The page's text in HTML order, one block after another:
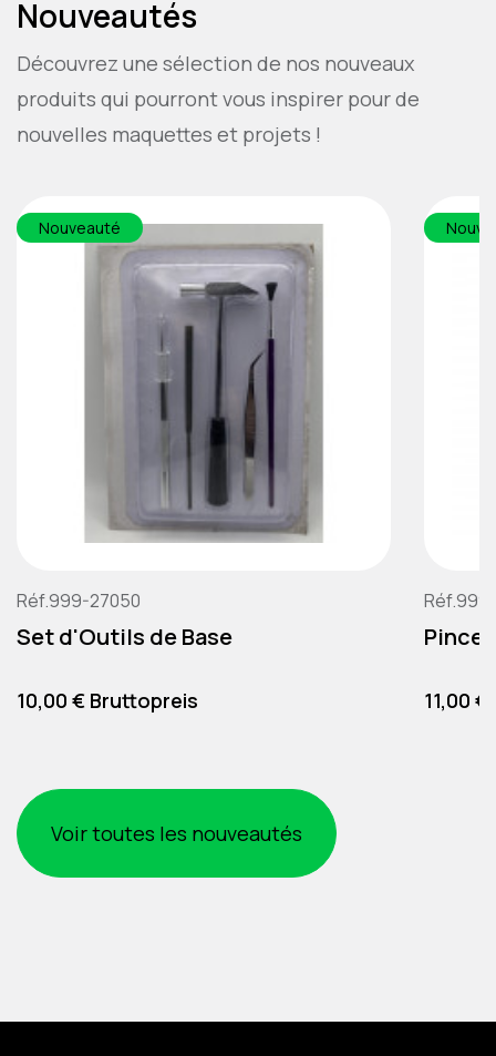
Nouveautés
Découvrez une sélection de nos nouveaux
produits qui pourront vous inspirer pour de
nouvelles maquettes et projets !
Réf.999-27050
Set d'Outils de Base
Preis
10,00 € Bruttopreis
Nouveauté
Pince
Preis
11,00
Voir toutes les nouveautés